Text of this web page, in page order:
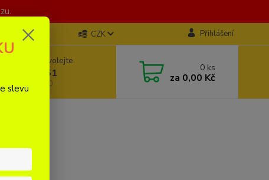
CZK Přihlášení
si rady? Zavolejte.
8:00 - 20:00
0 ks
za 0,00 Kč
slevu